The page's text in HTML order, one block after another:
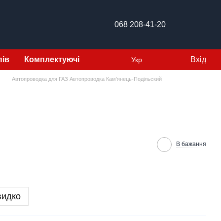
068 208-41-20
Комплектуючі Укр Вхід
Автопроводка для ГАЗ Автопроводка Кам'янець-Подільский
В бажання